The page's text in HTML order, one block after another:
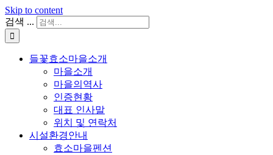
Skip to content
검색 ...
들꽃효소마을소개
마을소개
마을의역사
인증현황
대표 인사말
위치 및 연락처
시설환경안내
효소마을펜션